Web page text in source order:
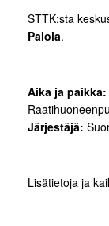
STTK:sta
Palola.
Aika ja paikka:
Järjestäjä:
Lisätietoja ja